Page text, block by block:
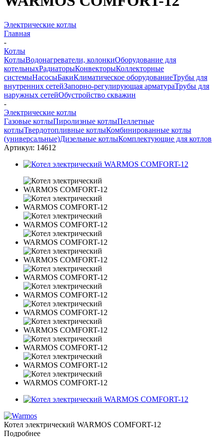
Электрические котлы
Главная
-
Котлы
КотлыВодонагреватели, колонкиОборудование для
котельныхРадиаторыКонвекторыКоллекторные
системыНасосыБакиКлиматическое оборудованиеТрубы для
внутренних сетейЗапорно-регулирующая арматураТрубы для
наружных сетейОбустройство скважин
-
Электрические котлы
Газовые котлыПиролизные котлыПеллетные
котлыТвердотопливные котлыКомбинированные котлы
(универсальные)Дизельные котлыКомплектующие для котлов
Артикул: 14612
Котел электрический WARMOS COMFORT-12
Подробнее